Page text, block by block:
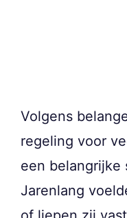
Volgens
regeling voor
een belangrijke
Jarenlang